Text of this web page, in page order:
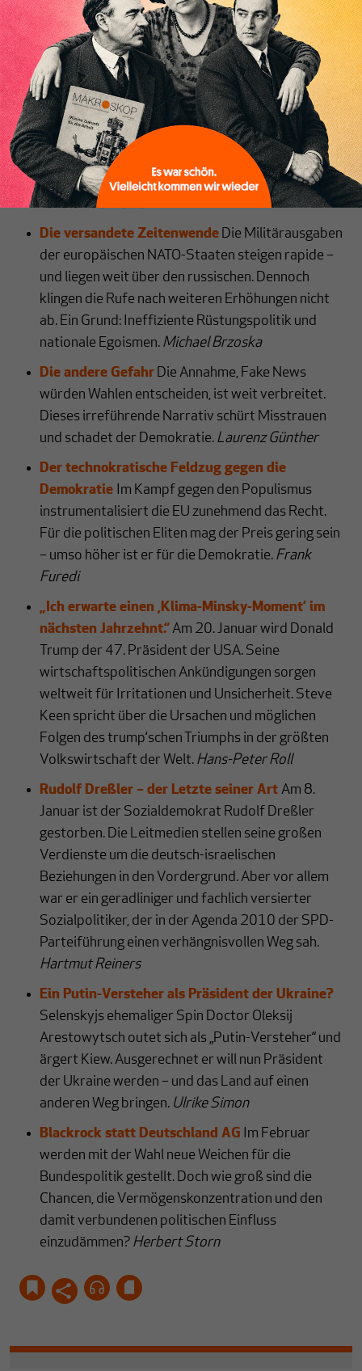
Inhaltsverzeichnis Alle Themen dieser Ausgabe:
Verwaltung am Limit: Überforderung ist das
neue NormalBund und Länder bringen Städte und
Gemeinden mit immer neuen Aufgaben in
finanzielle Bredouille. Das liegt nicht zuletzt an
schlechter Gesetzgebung. Die neue
Bundesregierung muss längst überfällige
Reformen durchsetzen. Eine Analyse.Vincent
Tandler-Schneider
Die versandete Zeitenwende Die Militärausgaben
der europäischen NATO-Staaten steigen rapide –
und liegen weit über den russischen. Dennoch
klingen die Rufe nach weiteren Erhöhungen nicht
ab. Ein Grund: Ineffiziente Rüstungspolitik und
nationale Egoismen. Michael Brzoska
Die andere Gefahr Die Annahme, Fake News
würden Wahlen entscheiden, ist weit verbreitet.
Dieses irreführende Narrativ schürt Misstrauen
und schadet der Demokratie. Laurenz Günther
Der technokratische Feldzug gegen die
Demokratie Im Kampf gegen den Populismus
instrumentalisiert die EU zunehmend das Recht.
Für die politischen Eliten mag der Preis gering sein
– umso höher ist er für die Demokratie. Frank
Furedi
„Ich erwarte einen ‚Klima-Minsky-Moment‘ im
nächsten Jahrzehnt.“Am 20. Januar wird Donald
Trump der 47. Präsident der USA. Seine
wirtschaftspolitischen Ankündigungen sorgen
weltweit für Irritationen und Unsicherheit. Steve
Keen spricht über die Ursachen und möglichen
Folgen des trump‘schen Triumphs in der größten
Volkswirtschaft der Welt. Hans-Peter Roll
Rudolf Dreßler – der Letzte seiner Art Am 8.
Januar ist der Sozialdemokrat Rudolf Dreßler
gestorben. Die Leitmedien stellen seine großen
Verdienste um die deutsch-israelischen
Beziehungen in den Vordergrund. Aber vor allem
war er ein geradliniger und fachlich versierter
Sozialpolitiker, der in der Agenda 2010 der SPD-
Parteiführung einen verhängnisvollen Weg sah.
Hartmut Reiners
Ein Putin-Versteher als Präsident der Ukraine?
Selenskyjs ehemaliger Spin Doctor Oleksij
Arestowytsch outet sich als „Putin-Versteher“ und
ärgert Kiew. Ausgerechnet er will nun Präsident
der Ukraine werden – und das Land auf einen
anderen Weg bringen. Ulrike Simon
Blackrock statt Deutschland AG Im Februar
werden mit der Wahl neue Weichen für die
Bundespolitik gestellt. Doch wie groß sind die
Chancen, die Vermögenskonzentration und den
damit verbundenen politischen Einfluss
einzudämmen? Herbert Storn